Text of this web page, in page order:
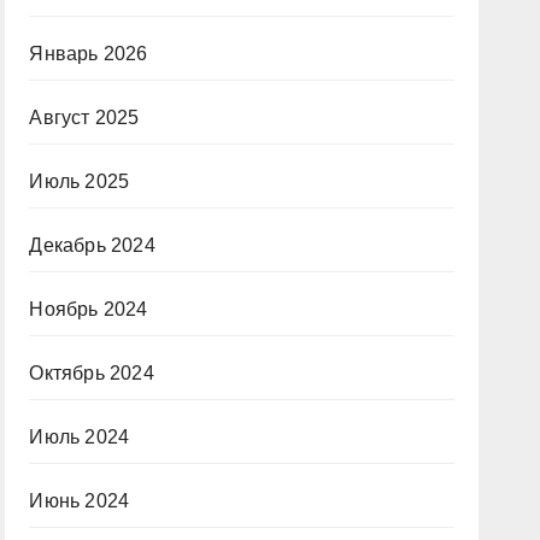
Январь 2026
Август 2025
Июль 2025
Декабрь 2024
Ноябрь 2024
Октябрь 2024
Июль 2024
Июнь 2024